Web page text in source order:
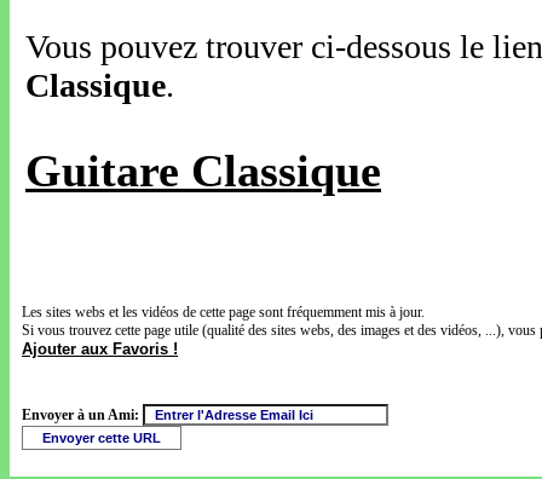
Vous pouvez trouver ci-dessous le
Classique.
Guitare Classique
Les sites webs et les vidéos de cette page sont fréquemment mis à jour.
Si vous trouvez cette page utile (qualité des sites webs, des images et des vidéos, ...),
Ajouter aux Favoris !
Envoyer à un Ami: